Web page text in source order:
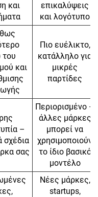
και
επικαλύψεις
και λογότυπο
και
Πιο ευέλικτο,
κατάλληλο για
μικρές
παρτίδες
–
σχέδια
σας
Περιορισμένο –
άλλες μάρκες
μπορεί να
χρησιμοποιούν
το ίδιο βασικό
μοντέλο
Νέες μάρκες,
startups,